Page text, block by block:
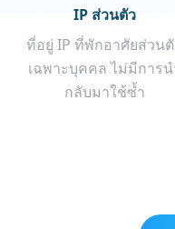
IP ส่วนตัว
ที่อยู่ IP ที่พักอาศัยส่วน
เฉพาะบุคคล ไม่มีการ
กลับมาใช้ซ้ำ